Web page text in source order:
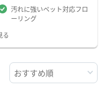
汚れに強いペット対応フロ
ーリング
る